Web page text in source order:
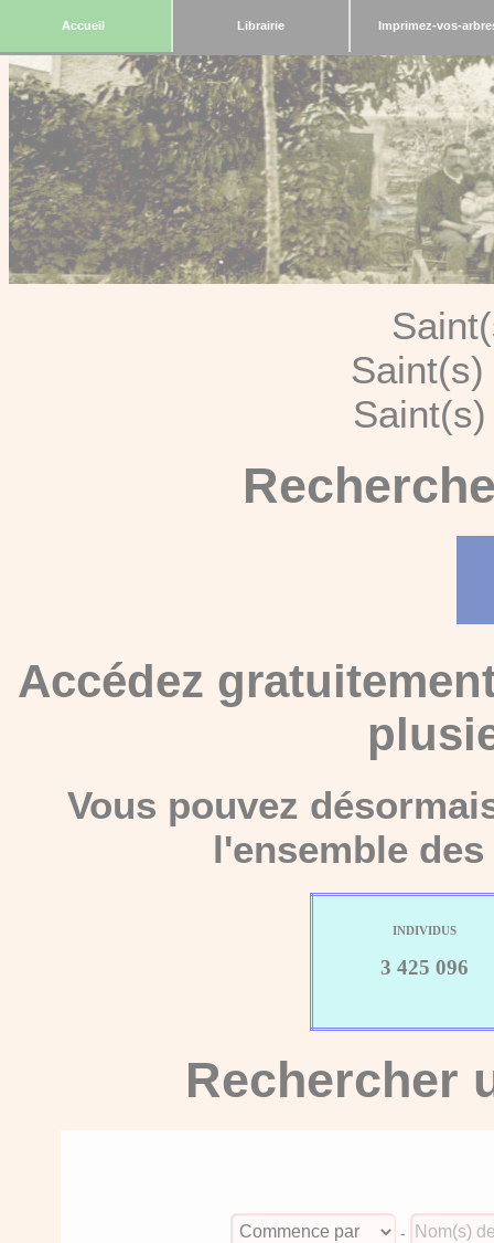
Accueil Librairie Imprimez-vos-
Accédez
Vous pouvez
l'ensemble
INDIVIDUS
3 425 096
Rechercher
-